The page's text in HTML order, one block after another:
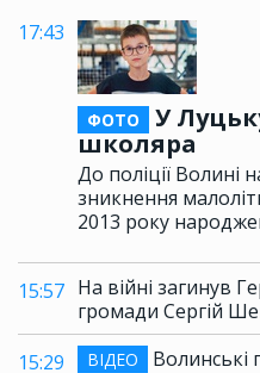
17:43
ФОТО
У
школяра
До поліції Волині
зникнення
2013 року
15:57 На війні загинув
громади Сергій
15:29
ВІДЕО
Волинські